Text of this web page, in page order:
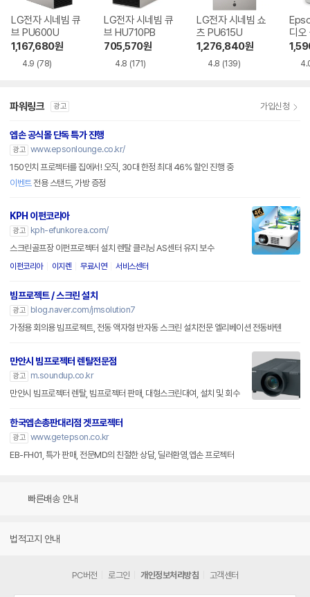
LG전자 시네빔 큐
브 PU600U
1,167,680원
4.9 (78)
LG전자 시네빔 큐
브 HU710PB
705,570원
4.8 (171)
LG전자 시네빔 쇼
츠 PU615U
1,276,840원
4.8 (139)
디오
EF-
파워링크 광고 가입신청
엡손 공식몰 단독 특가 진행
광고 www.epsonlounge.co.kr/
150인치 프로젝터를 집에서! 오직, 30대 한정 최대 46% 할인 진행 중
이벤트전용 스탠드, 가방 증정
KPH 이펀코리아
광고
kph-efunkorea.com/
스크린골프장 이펀프로젝터 설치 렌탈 클리닝 AS센터 유지 보수
이펀코리아 이지렌 무료시연 서비스센터
빔프로젝트 / 스크린 설치
광고
blog.naver.com/jmsolution7
가정용 회의용 빔프로젝트, 전동 액자형 반자동 스크린 설치전문 엘리베이션 전동바텐
만안시 빔프로젝터 렌탈전문점
광고
m.soundup.co.kr
만안시 빔프로젝터 렌탈, 빔프로젝터 판매, 대형스크린대여, 설치 및 회수
한국엡손총판대리점 겟프로젝터
광고 www.getepson.co.kr
EB-FH01, 특가 판매, 전문MD의 친절한 상담, 딜러환영,엡손 프로젝터
빠른배송 안내
법적고지 안내
PC버전 로그인 개인정보처리방침 고객센터